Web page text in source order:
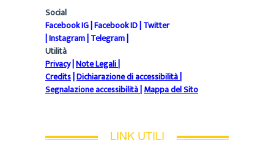
Social
Facebook IG|Facebook ID|Twitter
|Instagram|Telegram|
Utilità
Privacy|Note Legali|
Credits|Dichiarazione di accessibilità|
Segnalazione accessibilità|Mappa del Sito
LINK UTILI